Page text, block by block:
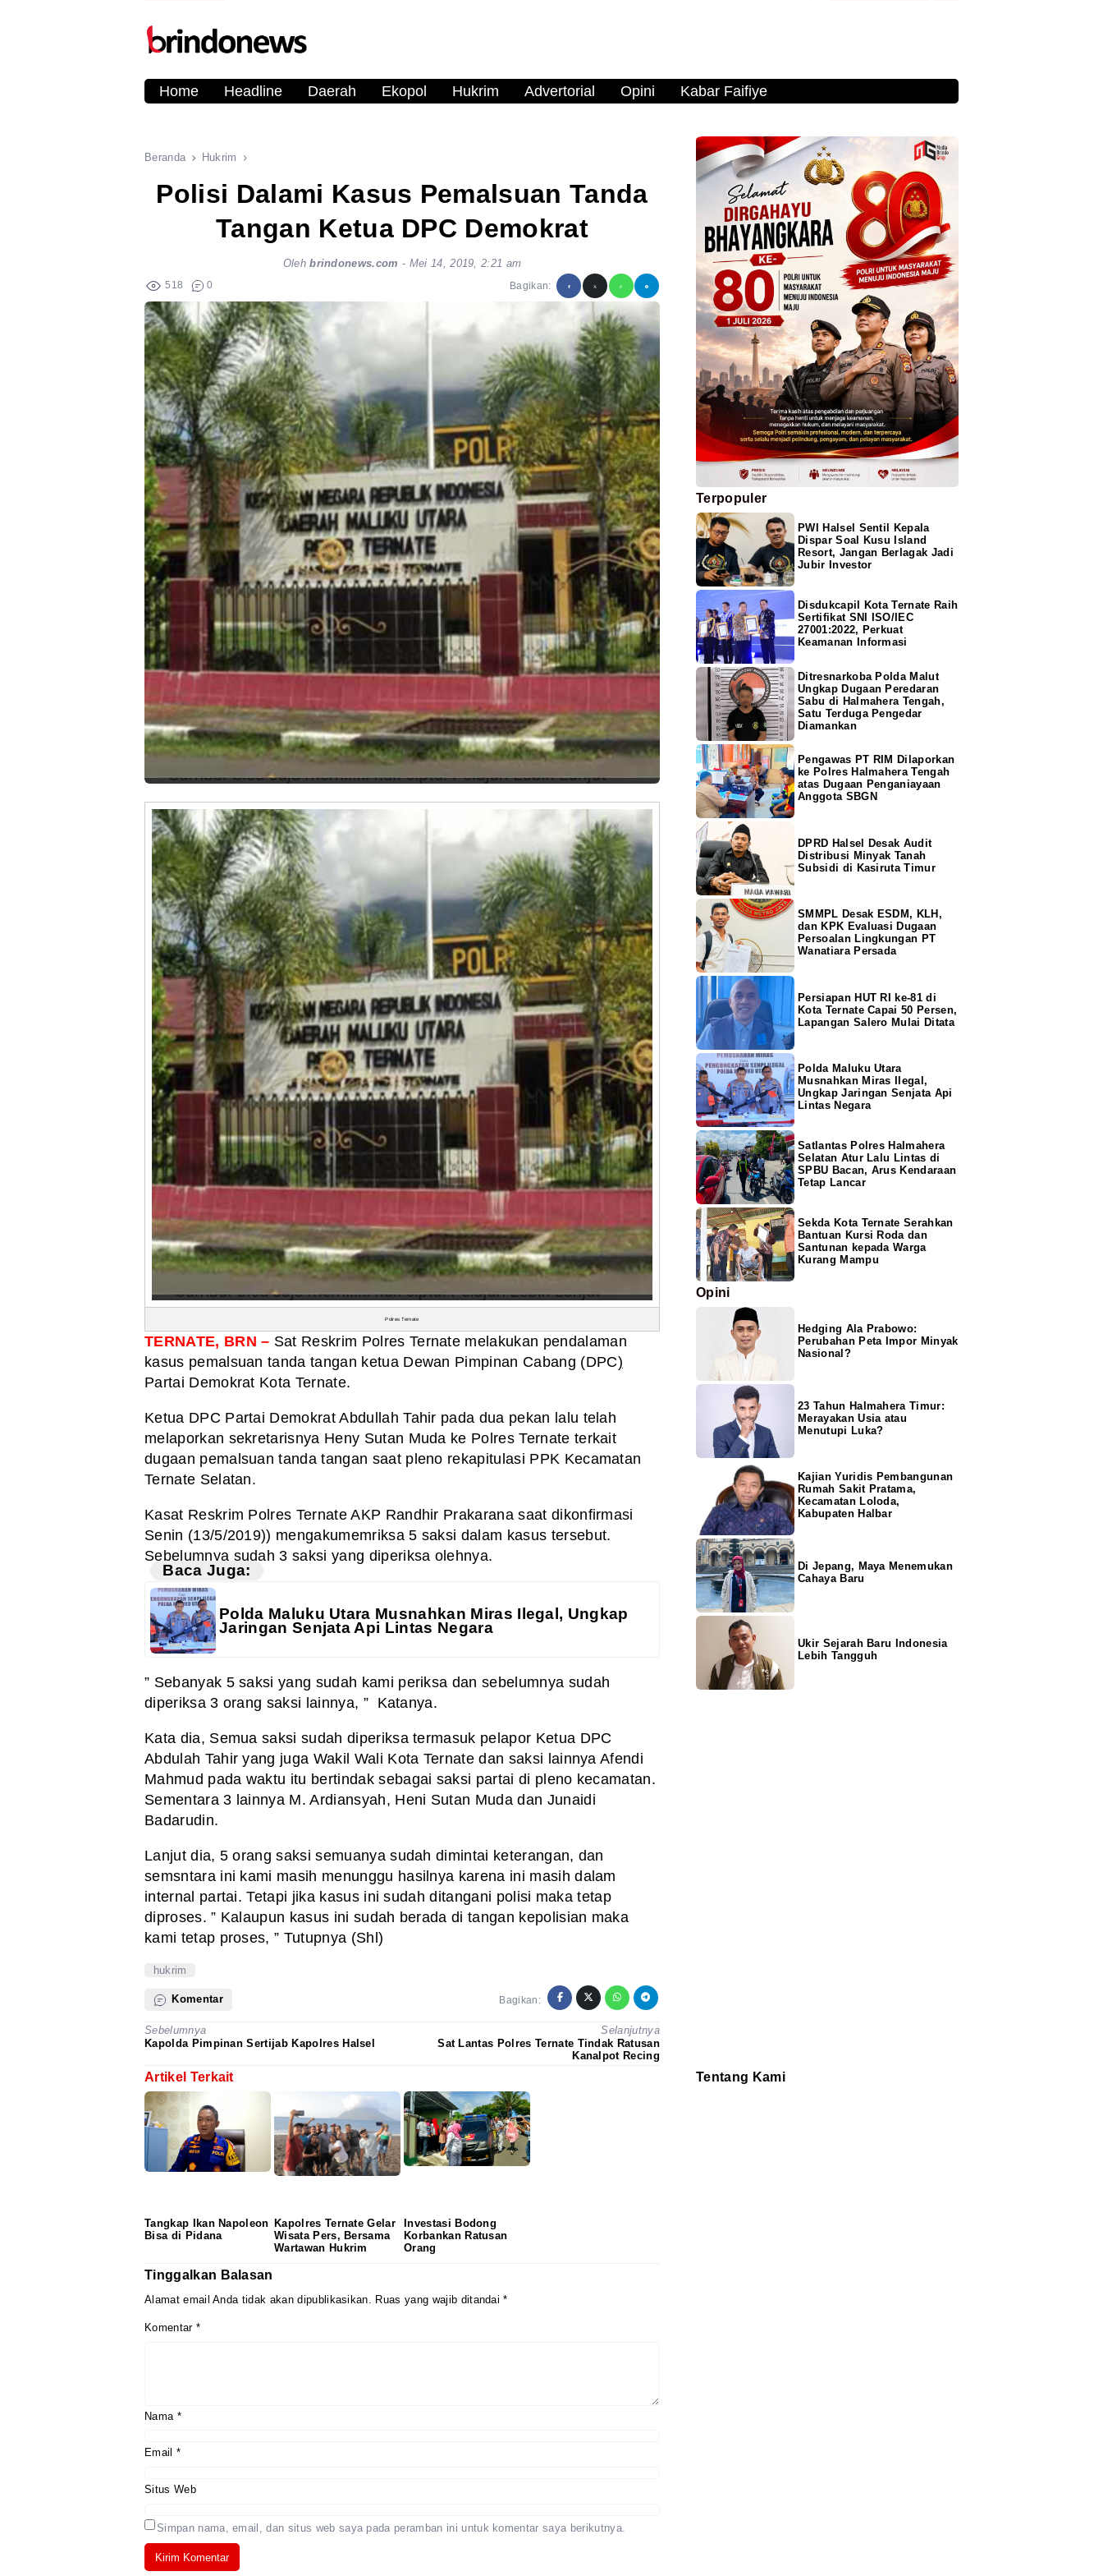
Home Headline Daerah Ekopol Hukrim Advertorial Opini Kabar Faifiye
Beranda Hukrim
Polisi Dalami Kasus Pemalsuan Tanda
Tangan Ketua DPC Demokrat
Olehbrindonews.com - Mei 14, 2019, 2:21 am
518 0 Bagikan:
Polres Ternate
TERNATE, BRN – Sat Reskrim Polres Ternate melakukan pendalaman
kasus pemalsuan tanda tangan ketua Dewan Pimpinan Cabang (DPC)
Partai Demokrat Kota Ternate.
Ketua DPC Partai Demokrat Abdullah Tahir pada dua pekan lalu telah
melaporkan sekretarisnya Heny Sutan Muda ke Polres Ternate terkait
dugaan pemalsuan tanda tangan saat pleno rekapitulasi PPK Kecamatan
Ternate Selatan.
Kasat Reskrim Polres Ternate AKP Randhir Prakarana saat dikonfirmasi
Senin (13/5/2019)) mengakumemriksa 5 saksi dalam kasus tersebut.
Sebelumnya sudah 3 saksi yang diperiksa olehnya.
Baca Juga:
Polda Maluku Utara Musnahkan Miras Ilegal, Ungkap
Jaringan Senjata Api Lintas Negara
” Sebanyak 5 saksi yang sudah kami periksa dan sebelumnya sudah
diperiksa 3 orang saksi lainnya, ” Katanya.
Kata dia, Semua saksi sudah diperiksa termasuk pelapor Ketua DPC
Abdulah Tahir yang juga Wakil Wali Kota Ternate dan saksi lainnya Afendi
Mahmud pada waktu itu bertindak sebagai saksi partai di pleno kecamatan.
Sementara 3 lainnya M. Ardiansyah, Heni Sutan Muda dan Junaidi
Badarudin.
Lanjut dia, 5 orang saksi semuanya sudah dimintai keterangan, dan
semsntara ini kami masih menunggu hasilnya karena ini masih dalam
internal partai. Tetapi jika kasus ini sudah ditangani polisi maka tetap
diproses. ” Kalaupun kasus ini sudah berada di tangan kepolisian maka
kami tetap proses, ” Tutupnya (Shl)
hukrim
Komentar Bagikan:
Sebelumnya
Kapolda Pimpinan Sertijab Kapolres Halsel
Selanjutnya
Sat Lantas Polres Ternate Tindak Ratusan
Kanalpot Recing
Artikel Terkait
Tangkap Ikan Napoleon
Bisa di Pidana
Kapolres Ternate Gelar
Wisata Pers, Bersama
Wartawan Hukrim
Investasi Bodong
Korbankan Ratusan
Orang
Tinggalkan Balasan
Alamat email Anda tidak akan dipublikasikan. Ruas yang wajib ditandai*
Komentar *
Nama *
Email *
Situs Web
Simpan nama, email, dan situs web saya pada peramban ini untuk komentar saya berikutnya.
Terpopuler
PWI Halsel Sentil Kepala
Dispar Soal Kusu Island
Resort, Jangan Berlagak Jadi
Jubir Investor
Disdukcapil Kota Ternate Raih
Sertifikat SNI ISO/IEC
27001:2022, Perkuat
Keamanan Informasi
Ditresnarkoba Polda Malut
Ungkap Dugaan Peredaran
Sabu di Halmahera Tengah,
Satu Terduga Pengedar
Diamankan
Pengawas PT RIM Dilaporkan
ke Polres Halmahera Tengah
atas Dugaan Penganiayaan
Anggota SBGN
DPRD Halsel Desak Audit
Distribusi Minyak Tanah
Subsidi di Kasiruta Timur
SMMPL Desak ESDM, KLH,
dan KPK Evaluasi Dugaan
Persoalan Lingkungan PT
Wanatiara Persada
Persiapan HUT RI ke-81 di
Kota Ternate Capai 50 Persen,
Lapangan Salero Mulai Ditata
Polda Maluku Utara
Musnahkan Miras Ilegal,
Ungkap Jaringan Senjata Api
Lintas Negara
Satlantas Polres Halmahera
Selatan Atur Lalu Lintas di
SPBU Bacan, Arus Kendaraan
Tetap Lancar
Sekda Kota Ternate Serahkan
Bantuan Kursi Roda dan
Santunan kepada Warga
Kurang Mampu
Opini
Hedging Ala Prabowo:
Perubahan Peta Impor Minyak
Nasional?
23 Tahun Halmahera Timur:
Merayakan Usia atau
Menutupi Luka?
Kajian Yuridis Pembangunan
Rumah Sakit Pratama,
Kecamatan Loloda,
Kabupaten Halbar
Di Jepang, Maya Menemukan
Cahaya Baru
Ukir Sejarah Baru Indonesia
Lebih Tangguh
Tentang Kami